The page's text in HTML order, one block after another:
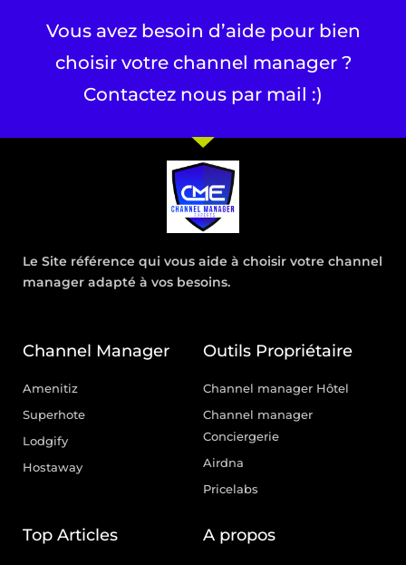
Vous avez besoin d’aide pour bien
choisir votre channel manager ?
Contactez nous par mail :)
Le Site référence qui vous aide à choisir votre channel
manager adapté à vos besoins.
Channel Manager
Amenitiz
Superhote
Lodgify
Hostaway
Outils Propriétaire
Channel manager Hôtel
Channel manager
Conciergerie
Airdna
Pricelabs
Top Articles A propos